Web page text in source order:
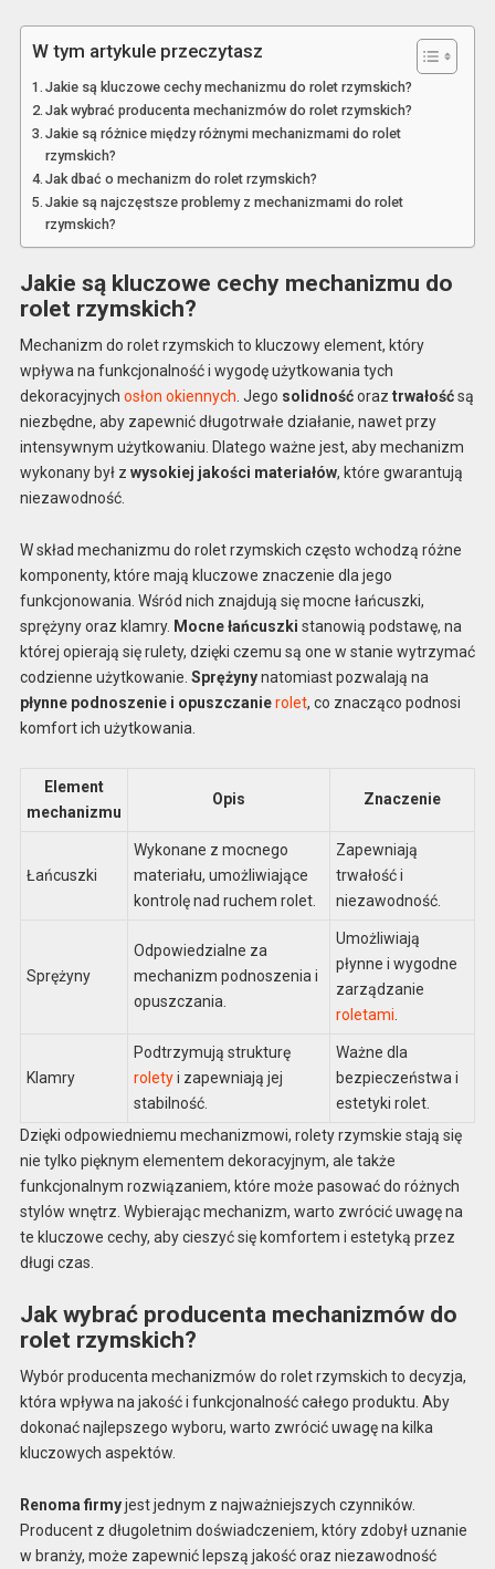
W tym artykule przeczytasz
Jakie są kluczowe cechy mechanizmu do rolet rzymskich?
Jak wybrać producenta mechanizmów do rolet rzymskich?
Jakie są różnice między różnymi mechanizmami do rolet
rzymskich?
Jak dbać o mechanizm do rolet rzymskich?
Jakie są najczęstsze problemy z mechanizmami do rolet
rzymskich?
Jakie są kluczowe cechy mechanizmu do
rolet rzymskich?
Mechanizm do rolet rzymskich to kluczowy element, który
wpływa na funkcjonalność i wygodę użytkowania tych
dekoracyjnych osłon okiennych. Jego solidnośćoraz trwałośćsą
niezbędne, aby zapewnić długotrwałe działanie, nawet przy
intensywnym użytkowaniu. Dlatego ważne jest, aby mechanizm
wykonany był z wysokiej jakości materiałów, które gwarantują
niezawodność.
W skład mechanizmu do rolet rzymskich często wchodzą różne
komponenty, które mają kluczowe znaczenie dla jego
funkcjonowania. Wśród nich znajdują się mocne łańcuszki,
sprężyny oraz klamry. Mocne łańcuszki stanowią podstawę, na
której opierają się rulety, dzięki czemu są one w stanie wytrzymać
codzienne użytkowanie. Sprężynynatomiast pozwalają na
płynne podnoszenie i opuszczanierolet, co znacząco podnosi
komfort ich użytkowania.
Element
mechanizmu
Opis Znaczenie
Łańcuszki
Wykonane z mocnego
materiału, umożliwiające
kontrolę nad ruchem rolet.
Zapewniają
trwałość i
niezawodność.
Sprężyny
Odpowiedzialne za
mechanizm podnoszenia i
opuszczania.
Umożliwiają
płynne i wygodne
zarządzanie
roletami
Klamry
Podtrzymują strukturę
roletyi zapewniają jej
stabilność.
Ważne dla
bezpieczeństwa i
estetyki rolet.
Dzięki odpowiedniemu mechanizmowi, rolety rzymskie stają się
nie tylko pięknym elementem dekoracyjnym, ale także
funkcjonalnym rozwiązaniem, które może pasować do różnych
stylów wnętrz. Wybierając mechanizm, warto zwrócić uwagę na
te kluczowe cechy, aby cieszyć się komfortem i estetyką przez
długi czas.
Jak wybrać producenta mechanizmów do
rolet rzymskich?
Wybór producenta mechanizmów do rolet rzymskich to decyzja,
która wpływa na jakość i funkcjonalność całego produktu. Aby
dokonać najlepszego wyboru, warto zwrócić uwagę na kilka
kluczowych aspektów.
Renoma firmyjest jednym z najważniejszych czynników.
Producent z długoletnim doświadczeniem, który zdobył uznanie
w branży, może zapewnić lepszą jakość oraz niezawodność